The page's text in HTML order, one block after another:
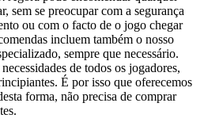
sem se preocupar com a segurança
ou com o facto de o jogo chegar
incluem também o nosso
sempre que necessário.
de todos os jogadores,
É por isso que oferecemos
forma, não precisa de comprar